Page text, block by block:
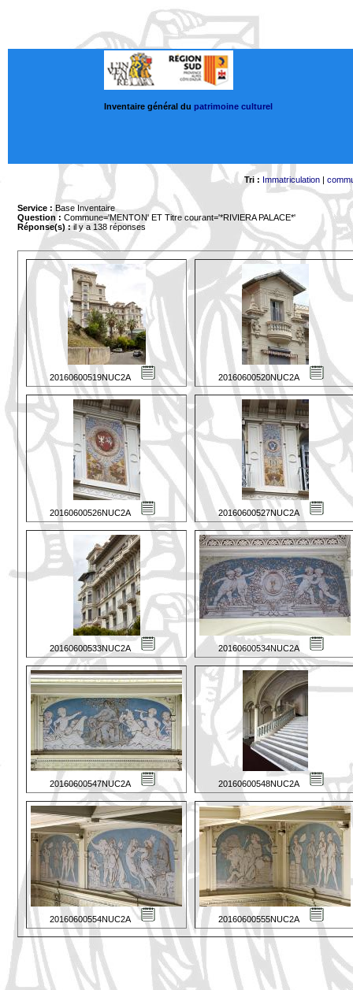
Inventaire général du patrimoine culturel
Tri : Immatriculation|
Service : Base Inventaire
Question : Commune='MENTON' ET Titre courant='*RIVIERA PALACE*'
Réponse(s) :il y a 138 réponses
20160600519NUC2A 20160600520NUC2A
20160600526NUC2A 20160600527NUC2A
20160600533NUC2A 20160600534NUC2A
20160600547NUC2A 20160600548NUC2A
20160600554NUC2A 20160600555NUC2A